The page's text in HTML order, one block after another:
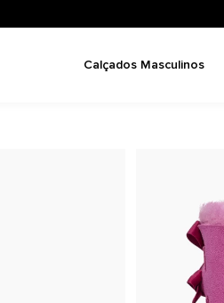
Calçados Masculinos